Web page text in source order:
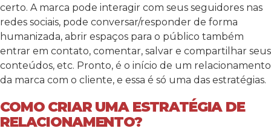
certo. A marca pode interagir com seus seguidores nas
redes sociais, pode conversar/responder de forma
humanizada, abrir espaços para o público também
entrar em contato, comentar, salvar e compartilhar seus
conteúdos, etc. Pronto, é o início de um relacionamento
da marca com o cliente, e essa é só uma das estratégias.
COMO CRIAR UMA ESTRATÉGIA DE
RELACIONAMENTO?